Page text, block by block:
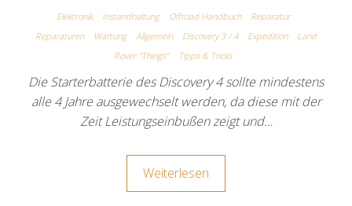
Elektronik Instandhaltung Offroad Handbuch
Reparatur
Reparaturen
Wartung Allgemein Discovery 3 / 4 Expedition
Land
Rover "Things"
Tipps & Tricks
Die Starterbatterie des Discovery 4 sollte mindestens
alle 4 Jahre ausgewechselt werden, da diese mit der
Zeit Leistungseinbußen zeigt und…
Weiterlesen